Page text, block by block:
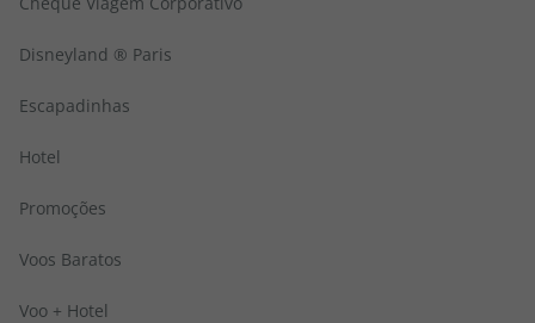
Disneyland ® Paris
Escapadinhas
Hotel
Promoções
Voos Baratos
Voo + Hotel